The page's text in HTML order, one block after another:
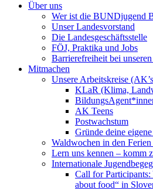
Über uns
Wer ist die BUNDjugend
Unser Landesvorstand
Die Landesgeschäftsstelle
FÖJ, Praktika und Jobs
Barrierefreiheit bei
Mitmachen
Unsere Arbeitskreise
KLaR (Klima,
AK Teens
Postwachstum
Gründe deine
Waldwochen in den
Lern uns kennen – komm
Internationale
Call for Participants:
about food“ in